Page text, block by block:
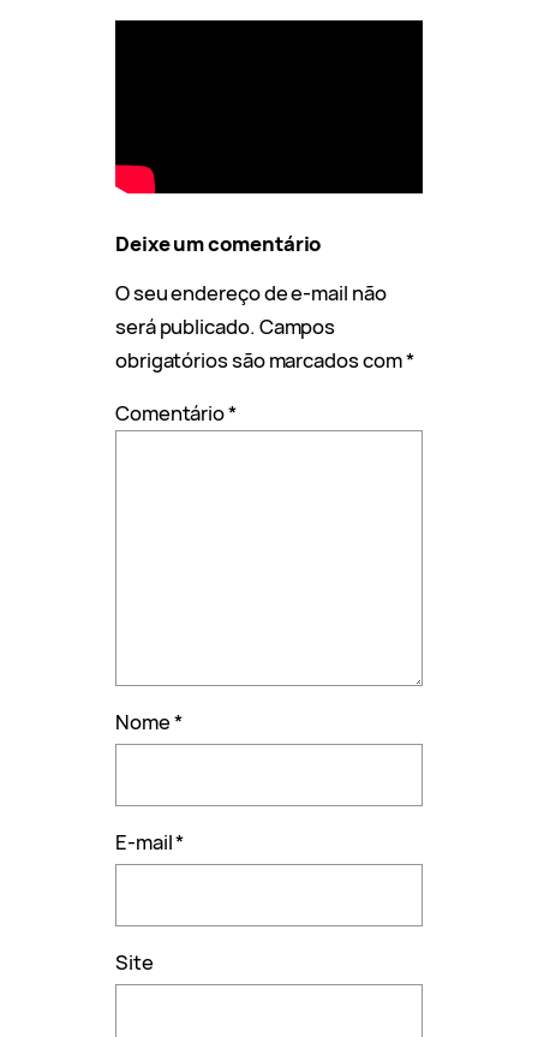
Deixe um comentário
O seu endereço de e-mail não
será publicado. Campos
obrigatórios são marcados com*
Comentário*
Nome*
E-mail*
Site